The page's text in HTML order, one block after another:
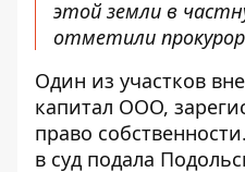
этой земли в
отметили
Один из участков
капитал ООО,
право
в суд подала